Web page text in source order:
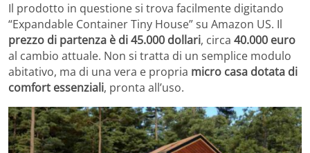
Il prodotto in questione si trova facilmente digitando
“Expandable Container Tiny House” su Amazon US. Il
prezzo di partenza è di 45.000 dollari, circa 40.000 euro
al cambio attuale. Non si tratta di un semplice modulo
abitativo, ma di una vera e propria micro casa dotata di
comfort essenziali, pronta all’uso.